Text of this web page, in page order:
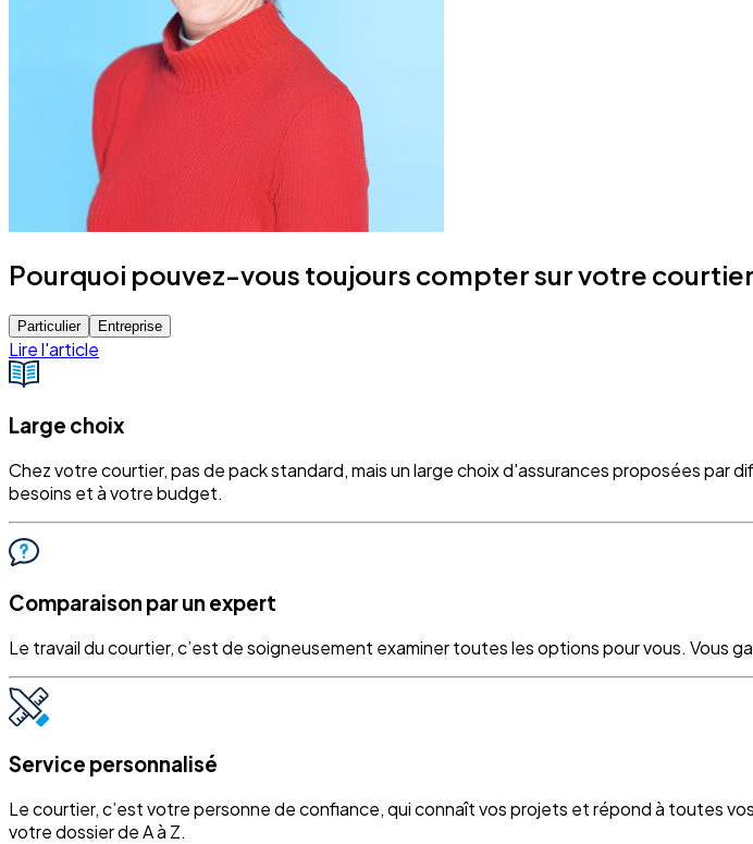
Pourquoi pouvez-vous toujours compter sur votre courtier
Particulier Entreprise
Lire l'article
Large choix
Chez votre courtier, pas de pack standard, mais un large choix d'assurances proposées par
besoins et à votre budget.
Comparaison par un expert
Le travail du courtier, c’est de soigneusement examiner toutes les options pour vous. Vous
Service personnalisé
Le courtier, c’est votre personne de confiance, qui connaît vos projets et répond à toutes
votre dossier de A à Z.